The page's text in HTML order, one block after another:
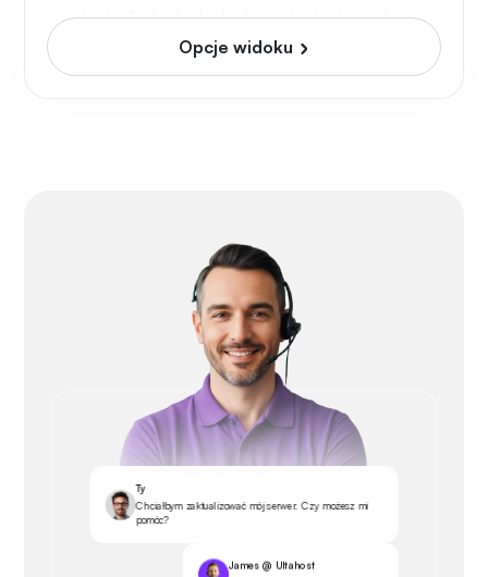
Opcje widoku
Ty
Chciałbym zaktualizować mój serwer. Czy możesz mi
pomóc?
James @ Ultahost